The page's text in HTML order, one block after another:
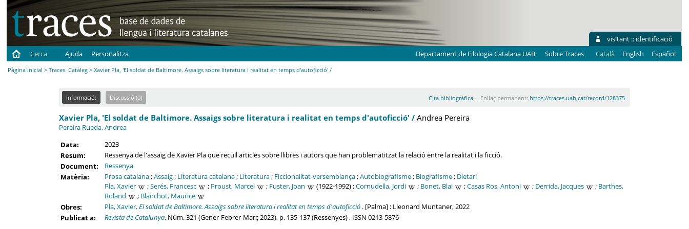
visitant :: identificació
Cerca
Ajuda Personalitza Departament de Filologia Catalana UAB Sobre Traces Català English Español
Pàgina inicial >Traces. Catàleg > Xavier Pla, 'El soldat de Baltimore. Assaigs sobre literatura i realitat en temps d'autoficció' /
Informació: Discussió (0) Cita bibliogràfica-- Enllaç permanent: https://traces.uab.cat/record/128375
Xavier Pla, 'El soldat de Baltimore. Assaigs sobre literatura i realitat en temps d'autoficció' /Andrea Pereira
Pereira Rueda, Andrea
Data:
2023
Resum:
Ressenya de l'assaig de Xavier Pla que recull articles sobre llibres i autors que han problematitzat la relació entre la realitat i la ficció.
Document:
Ressenya
Matèria:
Prosa catalana;Assaig; Literatura catalana; Literatura; Ficcionalitat-versemblança;Autobiografisme; Biografisme; Dietari
Pla, Xavier
;Serés, Francesc ; Proust, Marcel ; Fuster, Joan (1922-1992) ;Cornudella, Jordi ; Bonet, Blai ;Casas Ros, Antoni ; Derrida, Jacques ; Barthes,
Roland
; Blanchot, Maurice
Obres:
Pla, Xavier.El soldat de Baltimore. Assaigs sobre literatura i realitat en temps d'autoficció. [Palma] : Lleonard Muntaner, 2022
Publicat a:
Revista de Catalunya, Núm. 321 (Gener-Febrer-Març 2023), p. 135-137 (Ressenyes) , ISSN 0213-5876